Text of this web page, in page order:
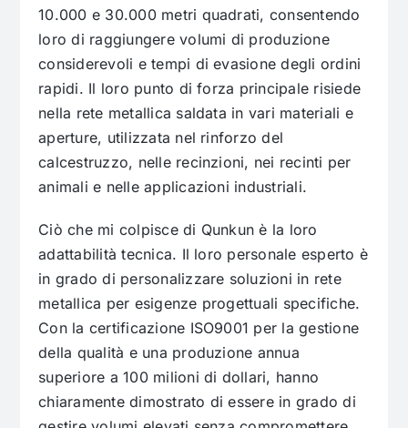
10.000 e 30.000 metri quadrati, consentendo
loro di raggiungere volumi di produzione
considerevoli e tempi di evasione degli ordini
rapidi. Il loro punto di forza principale risiede
nella rete metallica saldata in vari materiali e
aperture, utilizzata nel rinforzo del
calcestruzzo, nelle recinzioni, nei recinti per
animali e nelle applicazioni industriali.
Ciò che mi colpisce di Qunkun è la loro
adattabilità tecnica. Il loro personale esperto è
in grado di personalizzare soluzioni in rete
metallica per esigenze progettuali specifiche.
Con la certificazione ISO9001 per la gestione
della qualità e una produzione annua
superiore a 100 milioni di dollari, hanno
chiaramente dimostrato di essere in grado di